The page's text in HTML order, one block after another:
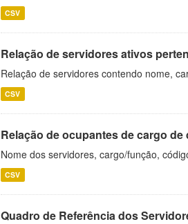
CSV
Relação de servidores ativos
Relação de servidores contendo nome,
CSV
Relação de ocupantes de cargo
Nome dos servidores, cargo/função,
CSV
Quadro de Referência dos